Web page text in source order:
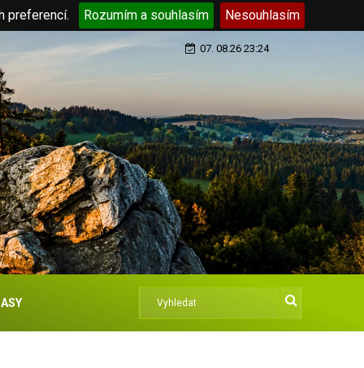
preferencí. Rozumím a souhlasím Nesouhlasím
07. 08.26 23:24